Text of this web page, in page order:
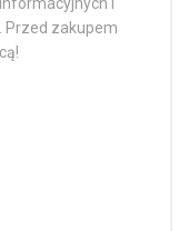
i
Przed zakupem